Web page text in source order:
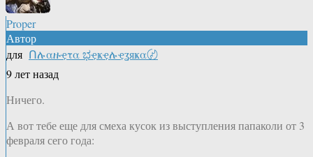
Proper
Автор
для Ոሉαዙҿτα ಭҿҝҿሉҿʓяҝα〄
9 лет назад
Ничего.
А вот тебе еще для смеха кусок из выступления папаколи от 3
февраля сего года: